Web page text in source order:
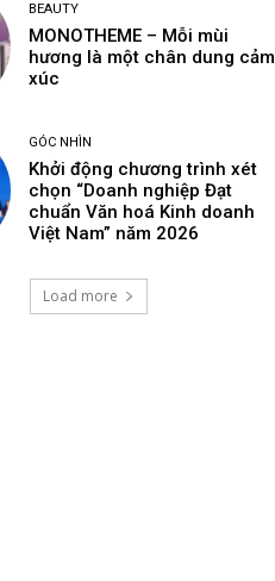
BEAUTY
MONOTHEME – Mỗi mùi
hương là một chân dung cảm
xúc
GÓC NHÌN
Khởi động chương trình xét
chọn “Doanh nghiệp Đạt
chuẩn Văn hoá Kinh doanh
Việt Nam” năm 2026
Load more